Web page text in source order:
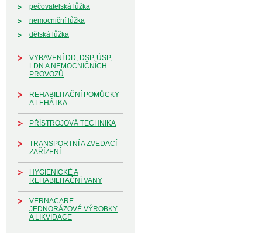
pečovatelská lůžka
nemocniční lůžka
dětská lůžka
VYBAVENÍ DD, DSP, ÚSP,
LDN A NEMOCNIČNÍCH
PROVOZŮ
REHABILITAČNÍ POMŮCKY
A LEHÁTKA
PŘÍSTROJOVÁ TECHNIKA
TRANSPORTNÍ A ZVEDACÍ
ZAŘÍZENÍ
HYGIENICKÉ A
REHABILITAČNÍ VANY
VERNACARE
JEDNORÁZOVÉ VÝROBKY
A LIKVIDACE